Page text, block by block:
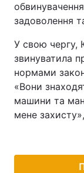
задоволення
У свою
звинуватила
нормами
«Вони
машини та
мене